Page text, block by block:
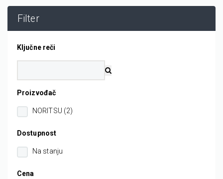
Filter
Ključne reči
Proizvođač
NORITSU (2)
Dostupnost
Na stanju
Cena